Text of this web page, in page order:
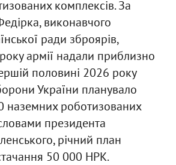
комплексів. За
виконавчого
ради зброярів,
армії надали приблизно
половині 2026 року
України планувало
наземних роботизованих
президента
річний план
50 000 НРК.